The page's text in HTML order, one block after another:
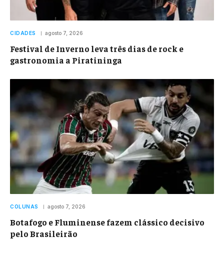
CIDADES agosto 7, 2026
Festival de Inverno leva três dias de rock e
gastronomia a Piratininga
COLUNAS agosto 7, 2026
Botafogo e Fluminense fazem clássico decisivo
pelo Brasileirão